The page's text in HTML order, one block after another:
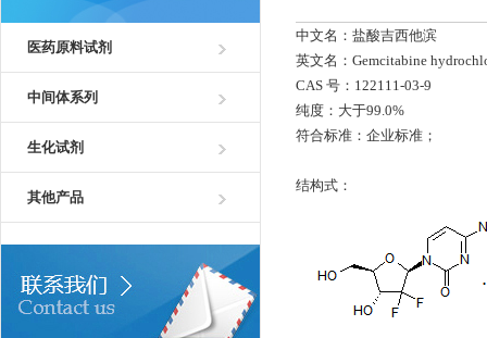
医药原料试剂
中间体系列
生化试剂
其他产品
中文名：盐酸吉西他滨
英文名：Gemcitabine
CAS 号：122111-03-9
纯度：大于99.0%
符合标准：企业标准；
结构式：